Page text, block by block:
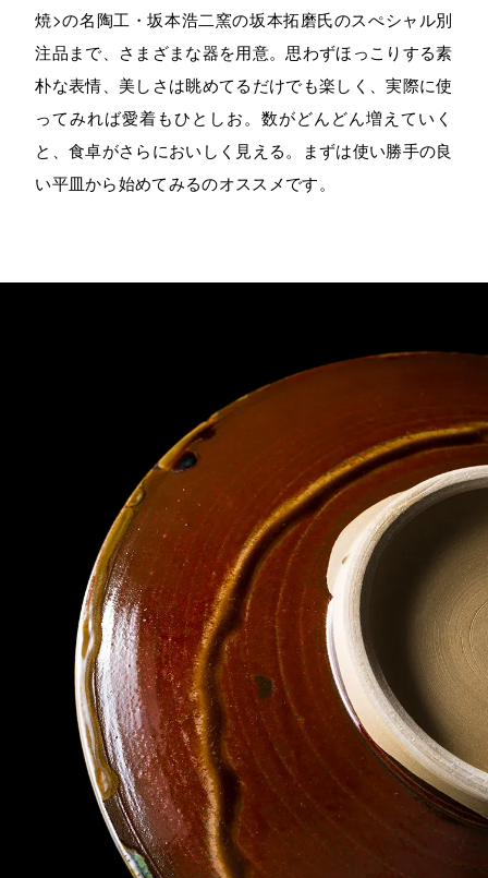
焼>の名陶工・坂本浩二窯の坂本拓磨氏のスぺシャル別
注品まで、さまざまな器を用意。思わずほっこりする素
朴な表情、美しさは眺めてるだけでも楽しく、実際に使
ってみれば愛着もひとしお。数がどんどん増えていく
と、食卓がさらにおいしく見える。まずは使い勝手の良
い平皿から始めてみるのオススメです。